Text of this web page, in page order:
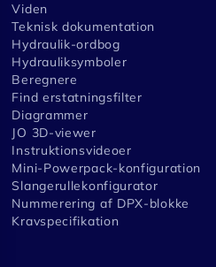
Viden
Teknisk dokumentation
Hydraulik-ordbog
Hydrauliksymboler
Beregnere
Find erstatningsfilter
Diagrammer
JO 3D-viewer
Instruktionsvideoer
Mini-Powerpack-konfiguration
Slangerullekonfigurator
Nummerering af DPX-blokke
Kravspecifikation